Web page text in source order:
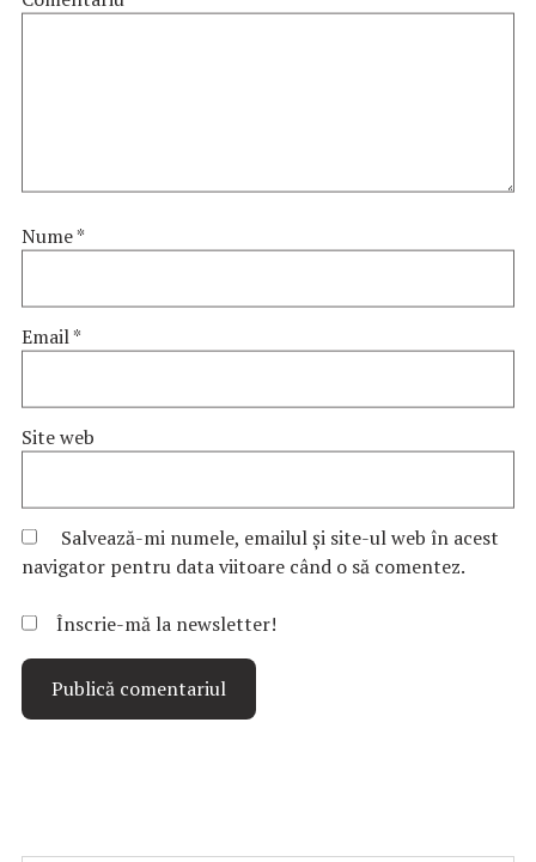
Nume*
Email*
Site web
Salvează-mi numele, emailul și site-ul web în acest
navigator pentru data viitoare când o să comentez.
Înscrie-mă la newsletter!